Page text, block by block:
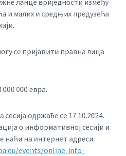
и малих и средњих предузећа
се пријавити правна лица
000 евра.
одржаће се 17.10.2024.
о информативној сесији и
наћи на интернет адреси:
events/online-info-